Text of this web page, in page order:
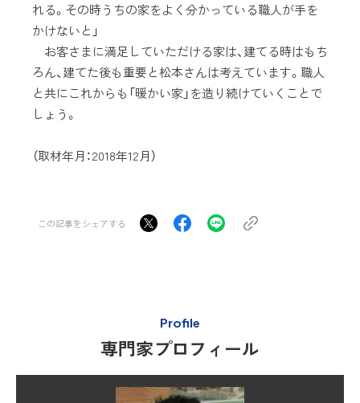
れる。その時うちの家をよく分かっている職人が手を
かけないと」
お客さまに満足していただける家は、建てる時はもち
ろん、建てた後も重要と松本さんは考えています。職人
と共にこれからも「暖かい家」を造り続けていくことで
しょう。
（取材年月：2018年12月）
この記事をシェアする
Profile
専門家プロフィール